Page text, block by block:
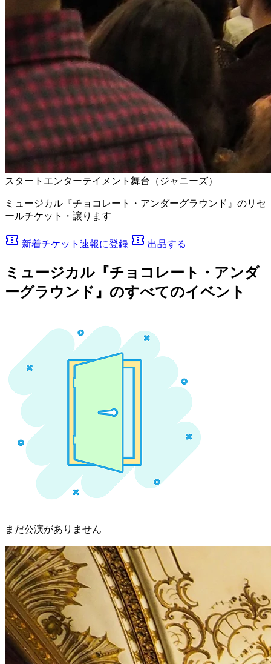
スタートエンターテイメント舞台（ジャニーズ）
ミュージカル『チョコレート・アンダーグラウンド』のリセ
ールチケット・譲ります
confirmation_number 新着チケット速報に登録 confirmation_number 出品する
ミュージカル『チョコレート・アンダ
ーグラウンド』のすべてのイベント
まだ公演がありません